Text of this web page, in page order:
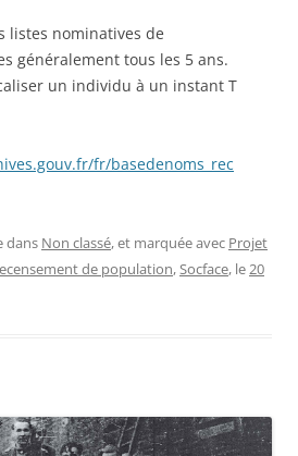
listes nominatives de
généralement tous les 5 ans.
un individu à un instant T
fr/basedenoms_rec
dans Non classé, et marquée avec Projet
de population,Socface, le20